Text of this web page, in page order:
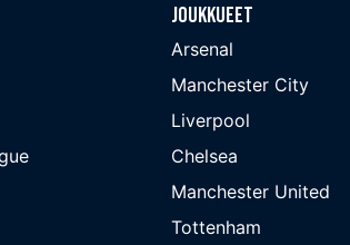
Joukkueet
Arsenal
Manchester City
Liverpool
Chelsea
Manchester United
Tottenham